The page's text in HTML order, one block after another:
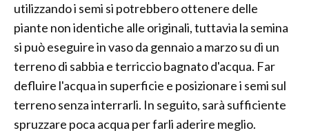
utilizzando i semi si potrebbero ottenere delle
piante non identiche alle originali, tuttavia la semina
si può eseguire in vaso da gennaio a marzo su di un
terreno di sabbia e terriccio bagnato d'acqua. Far
defluire l'acqua in superficie e posizionare i semi sul
terreno senza interrarli. In seguito, sarà sufficiente
spruzzare poca acqua per farli aderire meglio.